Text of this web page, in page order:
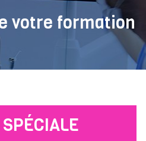
votre formation